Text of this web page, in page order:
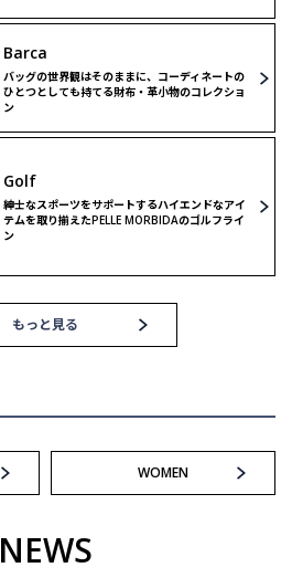
ゴルフ
Barca
バッグの世界観はそのままに、コーディネートの
ひとつとしても持てる財布・革小物のコレクショ
ン
Golf
紳士なスポーツをサポートするハイエンドなアイ
テムを取り揃えたPELLE MORBIDAのゴルフライ
ン
もっと見る
WOMEN
NEWS